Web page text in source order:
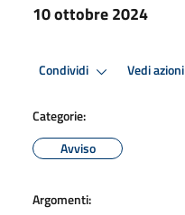
10 ottobre 2024
Condividi Vedi azioni
Categorie:
Avviso
Argomenti: